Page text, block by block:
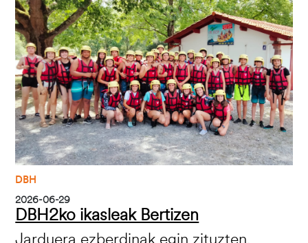
DBH
2026-06-29
DBH2ko ikasleak Bertizen